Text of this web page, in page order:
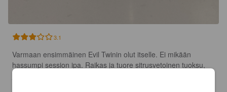
3.1
Varmaan ensimmäinen Evil Twinin olut itselle. Ei mikään
hassumpi session ipa. Raikas ja tuore sitrusvetoinen tuoksu,